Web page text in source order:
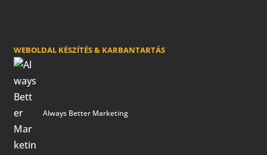
WEBOLDAL KÉSZÍTÉS & KARBANTARTÁS
Always Better Marketing